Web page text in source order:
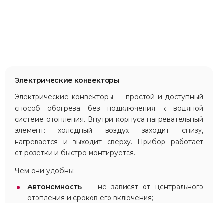
Электрические конвекторы
Электрические конвекторы — простой и доступный
способ обогрева без подключения к водяной
системе отопления. Внутри корпуса нагревательный
элемент: холодный воздух заходит снизу,
нагревается и выходит сверху. Прибор работает
от розетки и быстро монтируется.
Чем они удобны:
Автономность — не зависят от центрального
отопления и сроков его включения;